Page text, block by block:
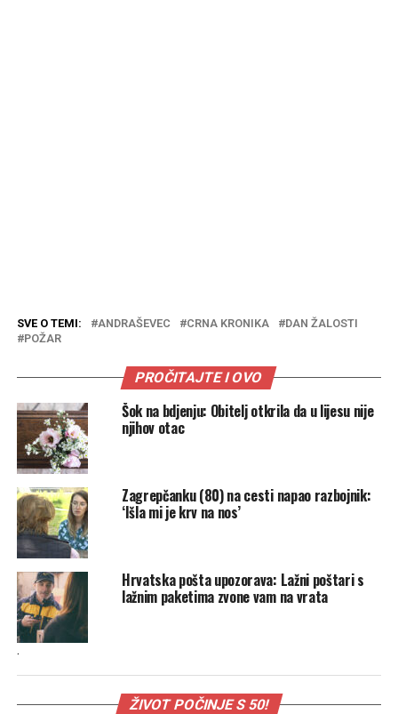
SVE O TEMI: ANDRAŠEVEC CRNA KRONIKA
DAN ŽALOSTI
POŽAR
PROČITAJTE I OVO
Šok na bdjenju: Obitelj otkrila da u lijesu nije
njihov otac
Zagrepčanku (80) na cesti napao razbojnik:
‘Išla mi je krv na nos’
Hrvatska pošta upozorava: Lažni poštari s
lažnim paketima zvone vam na vrata
.
ŽIVOT POČINJE S 50!